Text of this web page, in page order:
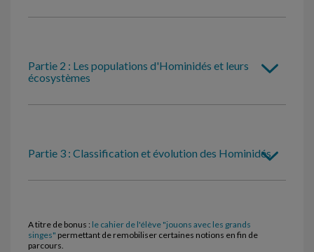
Partie 2 : Les populations d'Hominidés et leurs
écosystèmes
Partie 3 : Classification et évolution des Hominidés
A titre de bonus : le cahier de l'élève "jouons avec les grands
singes" permettant de remobiliser certaines notions en fin de
parcours.